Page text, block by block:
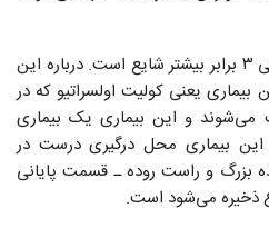
در برابر بیماری کرون کولیت زخمی ۳ برابر بیشتر شایع است. درباره این
یعنی کولیت اولسراتیو که در
می‌شوند و این بیماری یک بیماری
بیماری محل درگیری درست در
بزرگ و راست روده ـ قسمت پایانی
ذخیره می‌شود است.